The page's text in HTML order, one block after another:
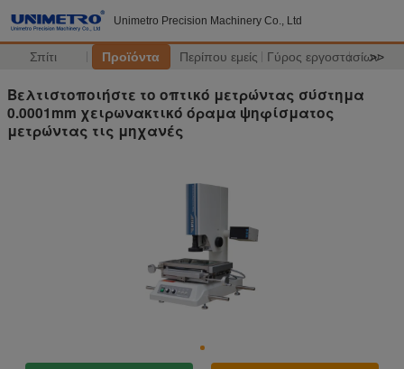
Unimetro Precision Machinery Co., Ltd
Σπίτι Προϊόντα Περίπου εμείς Γύρος εργοστασίων
>>
Βελτιστοποιήστε το οπτικό μετρώντας σύστημα
0.0001mm χειρωνακτικό όραμα ψηφίσματος
μετρώντας τις μηχανές